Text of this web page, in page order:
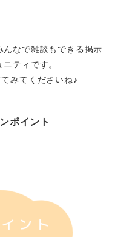
なで雑談もできる掲示
ティです。
みてくださいね♪
ポイント